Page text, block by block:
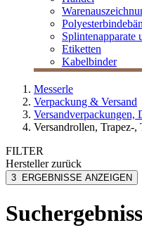
Splintenapparate
Etiketten
Kabelbinder
Messerle
Verpackung & Versand
Versandrollen, Trapez-,
FILTER
Herstellerzurück
ColomPac
3 ERGEBNISSE ANZEIGEN